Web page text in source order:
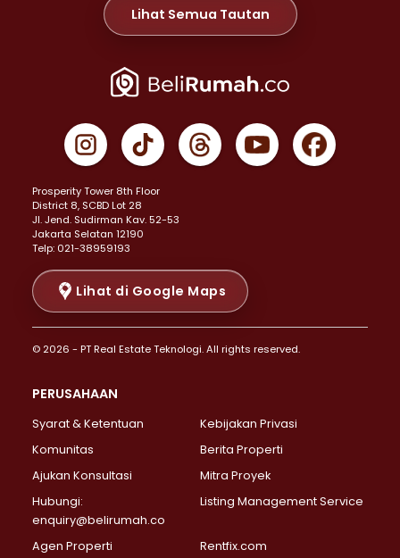
Properti Dijual di Meruya >
Properti Dijual di Jelambar >
Properti Dijual di Jakarta Pusat >
Properti Dijual di Gambir >
Properti Dijual di Johar Baru >
Properti Dijual di Menteng >
Properti Dijual di Senen >
Properti Dijual di Tanah Abang >
Properti Dijual di Cikini >
Properti Dijual di Kramat >
Properti Dijual di Pasar Baru >
Properti Dijual di Bendungan Hilir >
Properti Dijual di Jakarta Selatan >
Properti Dijual di Lebak Bulus >
Properti Dijual di Gandaria Selatan >
Properti Dijual di Pondok Labu >
Properti Dijual di Lenteng Agung >
Properti Dijual di Senayan >
Properti Dijual di Pondok Pinang >
Lihat Semua Tautan
Prosperity Tower 8th Floor
District 8, SCBD Lot 28
JI. Jend. Sudirman Kav. 52-53
Jakarta Selatan 12190
Telp: 021-38959193
Lihat di Google Maps
© 2026 - PT Real Estate Teknologi. All rights reserved.
PERUSAHAAN
Syarat & Ketentuan
Kebijakan Privasi
Komunitas
Berita Properti
Ajukan Konsultasi
Mitra Proyek
Hubungi:
enquiry@belirumah.co
Listing Management Service
Agen Properti Rentfix.com